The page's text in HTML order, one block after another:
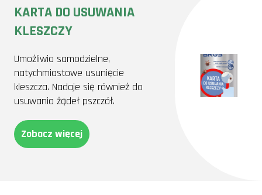
KARTA DO USUWANIA
KLESZCZY
Umożliwia samodzielne,
natychmiastowe usunięcie
kleszcza. Nadaje się również do
usuwania żądeł pszczół.
Zobacz więcej